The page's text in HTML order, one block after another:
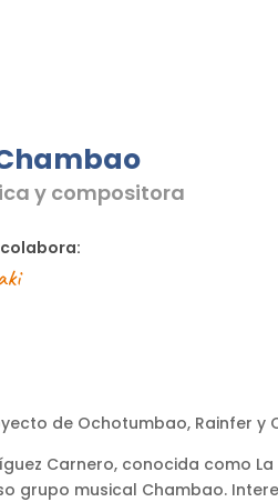
y compositora
de Ochotumbao, Rainfer y
Carnero, conocida como
grupo musical Chambao.